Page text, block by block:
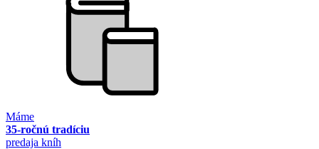
Máme
35-ročnú tradíciu
predaja kníh